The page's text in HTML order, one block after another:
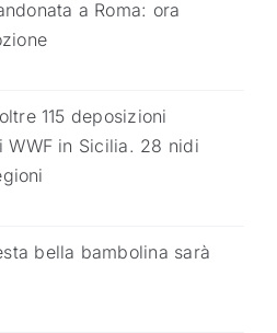
a Roma: ora
115 deposizioni
WWF in Sicilia. 28 nidi
bella bambolina sarà